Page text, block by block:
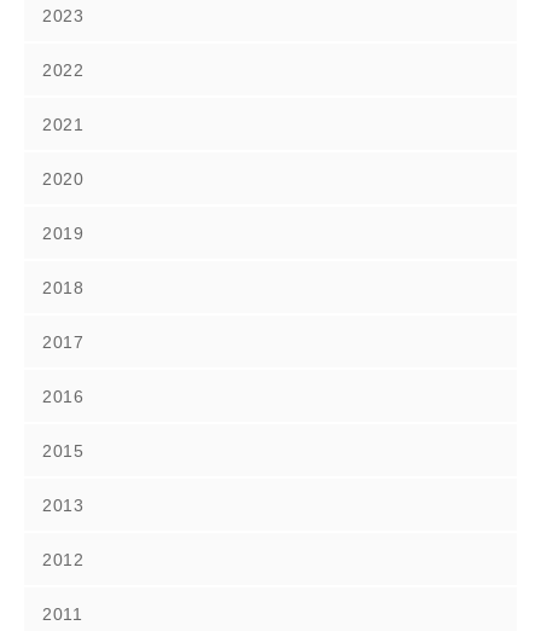
2023
2022
2021
2020
2019
2018
2017
2016
2015
2013
2012
2011